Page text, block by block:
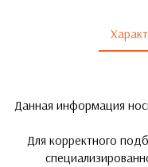
Данная информация
Для корректного